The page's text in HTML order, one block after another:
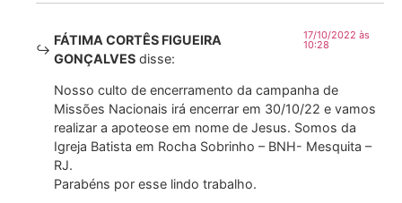
FÁTIMA CORTÊS FIGUEIRA
GONÇALVES disse:
17/10/2022 às
10:28
Nosso culto de encerramento da campanha de
Missões Nacionais irá encerrar em 30/10/22 e vamos
realizar a apoteose em nome de Jesus. Somos da
Igreja Batista em Rocha Sobrinho – BNH- Mesquita –
RJ.
Parabéns por esse lindo trabalho.